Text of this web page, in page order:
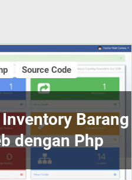
Barang
dengan Php
Source Code